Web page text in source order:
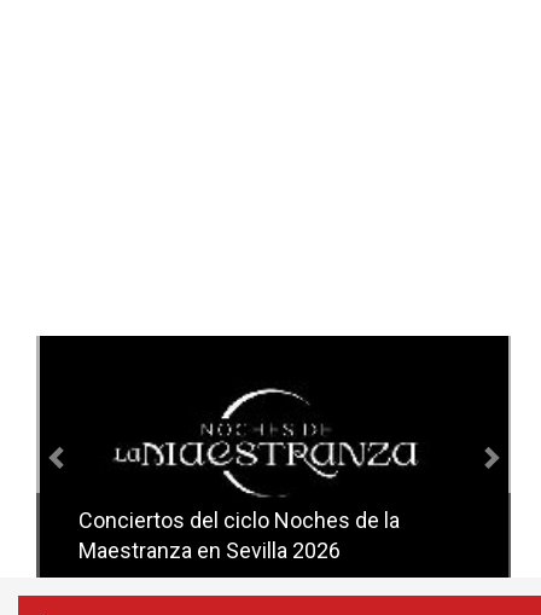
Conciertos del ciclo Noches de la
Maestranza en Sevilla 2026
Conciertos del ciclo Candlelight en
Sevilla